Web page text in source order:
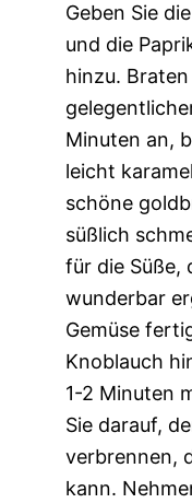
Geben Sie
und die
hinzu.
Minuten an,
leicht
schöne
süßlich
für die Süße,
wunderbar
Gemüse
Knoblauch
1-2 Minuten
Sie darauf,
verbrennen,
kann.